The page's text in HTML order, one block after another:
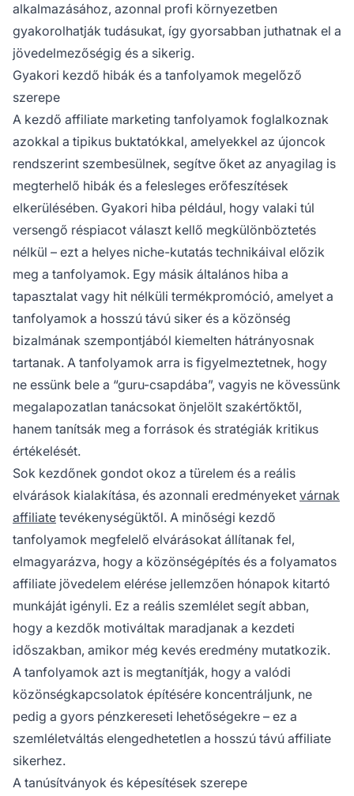
alkalmazásához, azonnal profi környezetben
gyakorolhatják tudásukat, így gyorsabban juthatnak el a
jövedelmezőségig és a sikerig.
Gyakori kezdő hibák és a tanfolyamok megelőző
szerepe
A kezdő affiliate marketing tanfolyamok foglalkoznak
azokkal a tipikus buktatókkal, amelyekkel az újoncok
rendszerint szembesülnek, segítve őket az anyagilag is
megterhelő hibák és a felesleges erőfeszítések
elkerülésében. Gyakori hiba például, hogy valaki túl
versengő réspiacot választ kellő megkülönböztetés
nélkül – ezt a helyes niche-kutatás technikáival előzik
meg a tanfolyamok. Egy másik általános hiba a
tapasztalat vagy hit nélküli termékpromóció, amelyet a
tanfolyamok a hosszú távú siker és a közönség
bizalmának szempontjából kiemelten hátrányosnak
tartanak. A tanfolyamok arra is figyelmeztetnek, hogy
ne essünk bele a “guru-csapdába”, vagyis ne kövessünk
megalapozatlan tanácsokat önjelölt szakértőktől,
hanem tanítsák meg a források és stratégiák kritikus
értékelését.
Sok kezdőnek gondot okoz a türelem és a reális
elvárások kialakítása, és azonnali eredményeket várnak
affiliate tevékenységüktől. A minőségi kezdő
tanfolyamok megfelelő elvárásokat állítanak fel,
elmagyarázva, hogy a közönségépítés és a folyamatos
affiliate jövedelem elérése jellemzően hónapok kitartó
munkáját igényli. Ez a reális szemlélet segít abban,
hogy a kezdők motiváltak maradjanak a kezdeti
időszakban, amikor még kevés eredmény mutatkozik.
A tanfolyamok azt is megtanítják, hogy a valódi
közönségkapcsolatok építésére koncentráljunk, ne
pedig a gyors pénzkereseti lehetőségekre – ez a
szemléletváltás elengedhetetlen a hosszú távú affiliate
sikerhez.
A tanúsítványok és képesítések szerepe